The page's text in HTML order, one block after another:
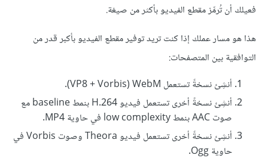
فعيلك أن تُرمِّز مقطع الفيديو بأكثر من صيغة.
هذا هو مسار عملك إذا كنت تريد توفير مقطع الفيديو بأكبر قدر من
التوافقية بين المتصفحات:
أنشِئ نسخةً تستعمل WebM ‏(VP8 + Vorbis).
أنشِئ نسخةً أخرى تستعمل فيديو H.264 بنمط baseline مع
صوت AAC‏ بنمط low complexity‎ في حاوية MP4.
أنشِئ نسخةً أخرى تستعمل فيديو Theora وصوت Vorbis في
حاوية Ogg.